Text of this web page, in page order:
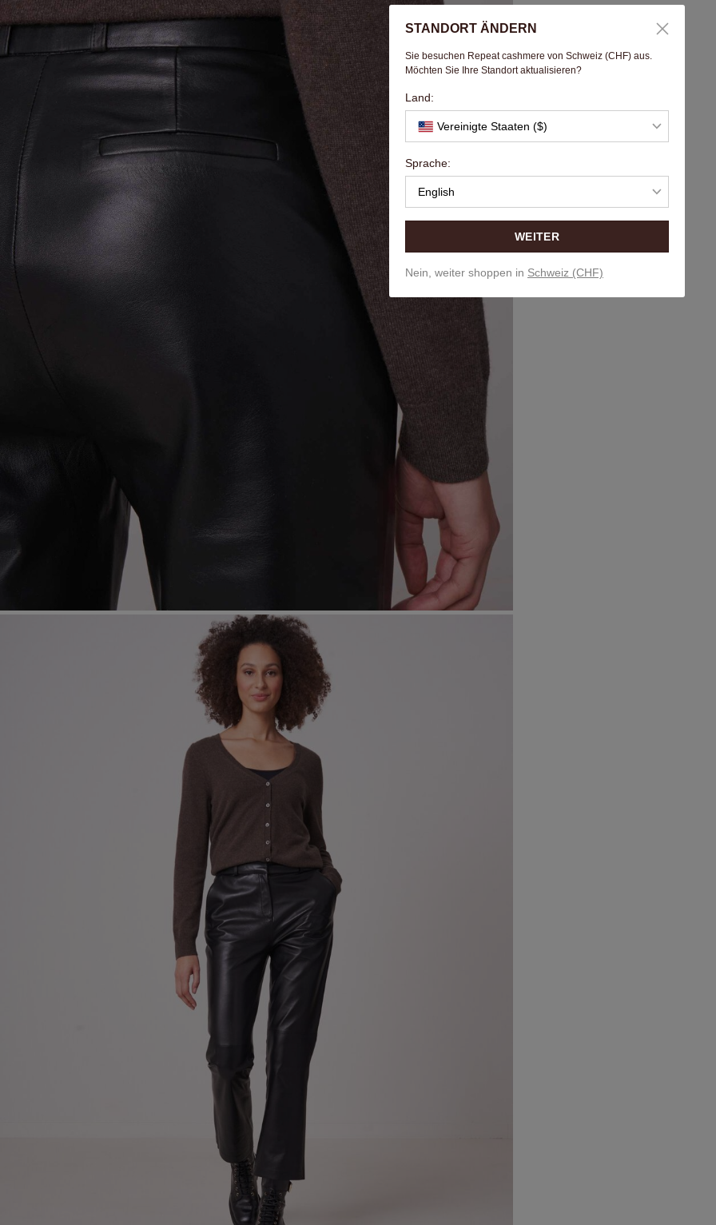
STANDORT ÄNDERN
Sie besuchen Repeat cashmere von Schweiz (CHF) aus.
Möchten Sie Ihre Standort aktualisieren?
Land:
Vereinigte Staaten ($)
Sprache:
English
WEITER
Nein, weiter shoppen in Schweiz (CHF)